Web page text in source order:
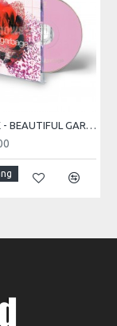
GARBAGE - BEAUTIFUL GARBAGE